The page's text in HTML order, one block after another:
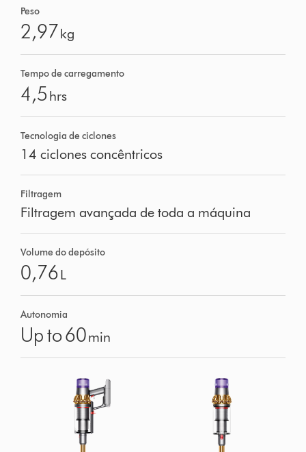
Peso
2,97kg
Tempo de carregamento
4,5 hrs
Tecnologia de ciclones
14 ciclones concêntricos
Filtragem
Filtragem avançada de toda a máquina
Volume do depósito
0,76L
Autonomia
Up to 60min